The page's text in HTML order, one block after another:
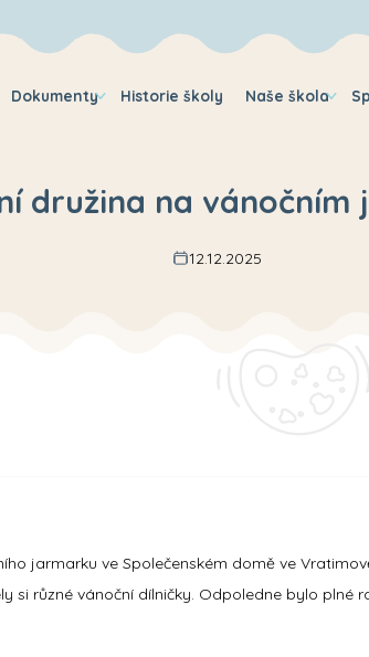
Dokumenty Historie školy Naše škola
družina na vánočním
12.12.2025
jarmarku ve Společenském domě ve
si různé vánoční dílničky. Odpoledne bylo plné